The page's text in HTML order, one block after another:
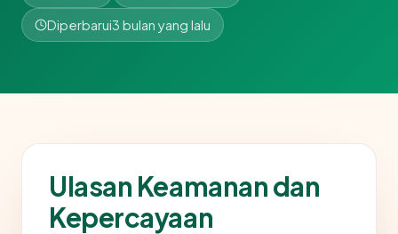
Diperbarui3 bulan yang lalu
Ulasan Keamanan dan
Kepercayaan